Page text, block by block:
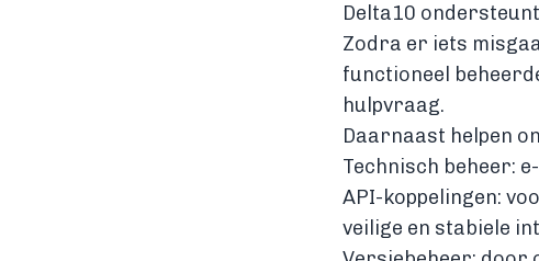
Delta10
Zodra er iets
functioneel
hulpvraag.
Daarnaast helpen
Technisch beheer:
API-koppelingen:
veilige en stabiele